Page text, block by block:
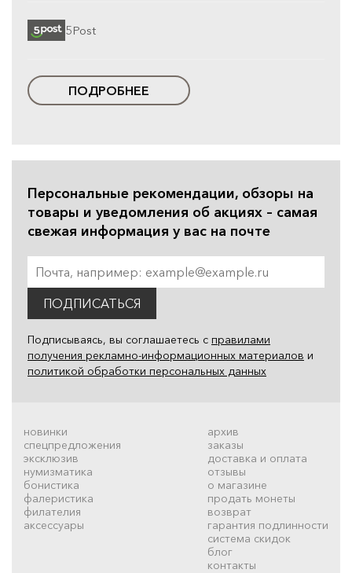
5Post
ПОДРОБНЕЕ
Персональные рекомендации, обзоры на
товары и уведомления об акциях – самая
свежая информация у вас на почте
ПОДПИСАТЬСЯ
Подписываясь, вы соглашаетесь с правилами
получения рекламно-информационных материалов и
политикой обработки персональных данных
новинки
спецпредложения
эксклюзив
нумизматика
бонистика
фалеристика
филателия
аксессуары
архив
заказы
доставка и оплата
отзывы
о магазине
продать монеты
возврат
гарантия подлинности
система скидок
блог
контакты